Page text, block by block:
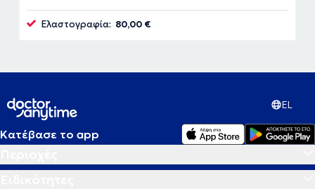
Ελαστογραφία: 80,00 €
EL
Κατέβασε το app